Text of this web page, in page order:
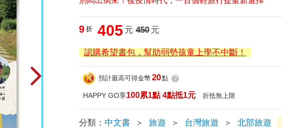
9 折 405 元 450元
認購希望書包，幫助弱勢孩童上學不中斷！
預計最高可得金幣 20點 ?
HAPPY GO享100累1點 4點抵1元 折抵無上限
分類： 中文書 ＞ 旅遊 ＞ 台灣旅遊 ＞ 北部旅遊